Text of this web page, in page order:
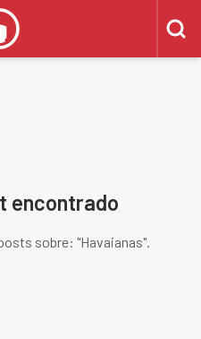
encontrado
sobre: "Havaianas".